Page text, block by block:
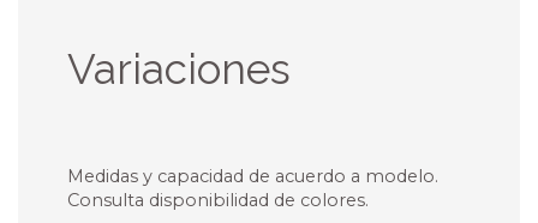
Variaciones
Medidas y capacidad de acuerdo a modelo.
Consulta disponibilidad de colores.